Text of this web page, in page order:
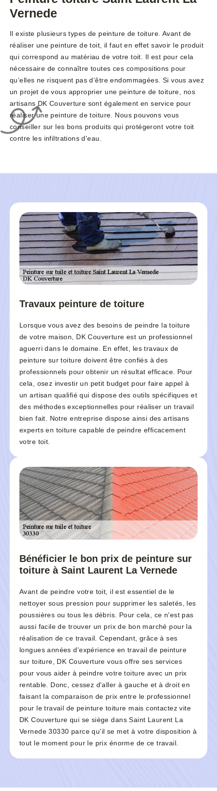
Vernede
Il existe plusieurs types de peinture de toiture. Avant de
réaliser une peinture de toit, il faut en effet savoir le produit
qui correspond au matériau de votre toit. Il est pour cela
nécessaire de connaître toutes ces compositions pour
qu’elles ne risquent pas d’être endommagées. Si vous avez
un projet de vous approprier une peinture de toiture, nos
artisans DK Couverture sont également en service pour
réaliser une peinture de toiture. Nous pouvons vous
conseiller sur les bons produits qui protégeront votre toit
contre les infiltrations d'eau.
Travaux peinture de toiture
Lorsque vous avez des besoins de peindre la toiture
de votre maison, DK Couverture est un professionnel
aguerri dans le domaine. En effet, les travaux de
peinture sur toiture doivent être confiés à des
professionnels pour obtenir un résultat efficace. Pour
cela, osez investir un petit budget pour faire appel à
un artisan qualifié qui dispose des outils spécifiques et
des méthodes exceptionnelles pour réaliser un travail
bien fait. Notre entreprise dispose ainsi des artisans
experts en toiture capable de peindre efficacement
votre toit.
Bénéficier le bon prix de peinture sur
toiture à Saint Laurent La Vernede
Avant de peindre votre toit, il est essentiel de le
nettoyer sous pression pour supprimer les saletés, les
poussières ou tous les débris. Pour cela, ce n'est pas
aussi facile de trouver un prix de bon marché pour la
réalisation de ce travail. Cependant, grâce à ses
longues années d'expérience en travail de peinture
sur toiture, DK Couverture vous offre ses services
pour vous aider à peindre votre toiture avec un prix
rentable. Donc, cessez d'aller à gauche et à droit en
faisant la comparaison de prix entre le professionnel
pour le travail de peinture toiture mais contactez vite
DK Couverture qui se siège dans Saint Laurent La
Vernede 30330 parce qu'il se met à votre disposition à
tout le moment pour le prix énorme de ce travail.